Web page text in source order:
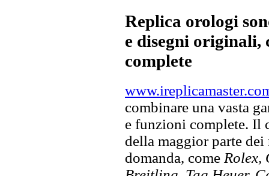
Replica orologi
e disegni originali,
complete
combinare una vasta
e funzioni complete. Il
della maggior parte
domanda, come Rolex,